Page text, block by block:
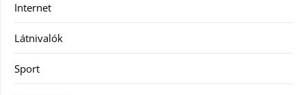
Internet
Látnivalók
Sport